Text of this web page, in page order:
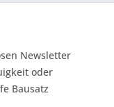
Newsletter
oder
Bausatz